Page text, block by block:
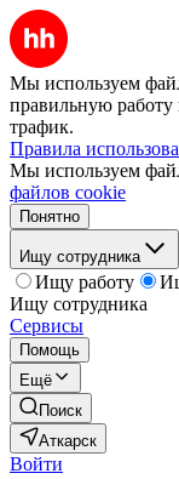
Мы используем
правильную работу
трафик.
Правила
Мы используем
файлов cookie
Понятно
Ищу сотрудника
Ищу работу
Ищу сотрудника
Сервисы
Помощь
Ещё
Поиск
Аткарск
Войти